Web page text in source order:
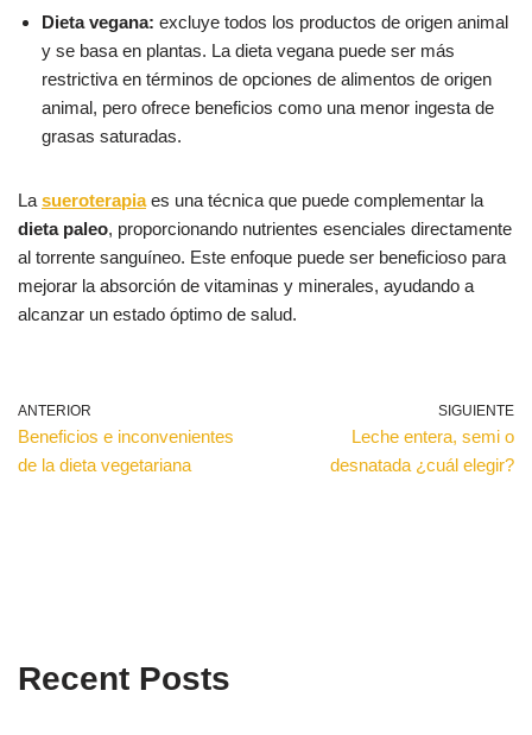
Dieta vegana: excluye todos los productos de origen animal
y se basa en plantas. La dieta vegana puede ser más
restrictiva en términos de opciones de alimentos de origen
animal, pero ofrece beneficios como una menor ingesta de
grasas saturadas.
La sueroterapiaes una técnica que puede complementar la
dieta paleo, proporcionando nutrientes esenciales directamente
al torrente sanguíneo. Este enfoque puede ser beneficioso para
mejorar la absorción de vitaminas y minerales, ayudando a
alcanzar un estado óptimo de salud.
ANTERIOR
Beneficios e inconvenientes
de la dieta vegetariana
SIGUIENTE
Leche entera, semi o
desnatada ¿cuál elegir?
Recent Posts